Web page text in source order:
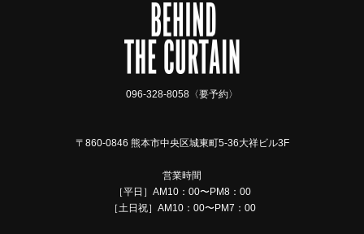
096-328-8058〈要予約〉
〒860-0846 熊本市中央区城東町5-36大祥ビル3F
営業時間
［平日］AM10：00〜PM8：00
［土日祝］AM10：00〜PM7：00